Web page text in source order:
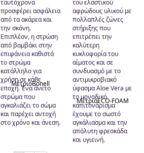
ταυτόχρονα
προσφέρει ασφάλεια
από τα ακάρεα και
την σκόνη.
Επιπλέον, η στρώση
από βαμβάκι στην
επιφάνεια καθιστά
το στρώμα
κατάλληλο για
χρήση σε κάθε
εποχή. Ένα άνετο
στρώμα που
αγκαλιάζει το σώμα
και παρέχει αντοχή
στο χρόνο και άνεση.
ΜέτριοBonell
του ελαστικού
αφρώδους υλικού με
πολλαπλές ζώνες
στήριξης που
επιτρέπει την
καλύτερη
κυκλοφορία του
αίματος και σε
συνδυασμό με το
αντιμικροβιακό
ύφασμα Aloe Vera με
το μοναδικό
καπιτονάρισμα
έχουμε το σωστό
αγκάλιασμα και την
απόλυτη φρεσκάδα
και υγιεινή.
ΜέτριοECO-FOAM